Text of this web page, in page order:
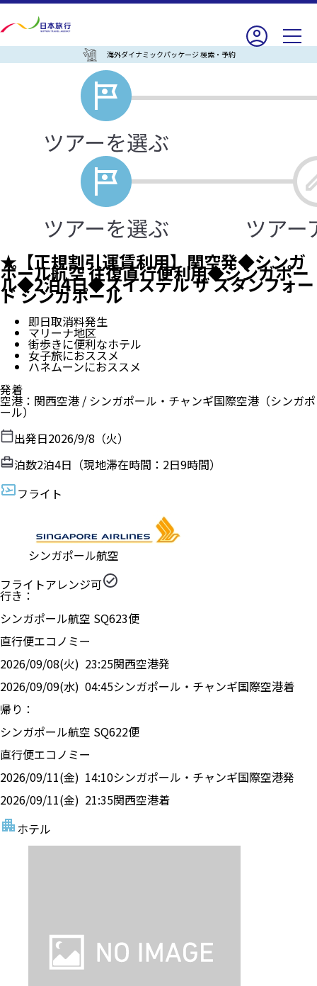
海外ダイナミックパッケージ 検索・予約
★【正規割引運賃利用】関空発◆シンガ
ポール航空 往復直行便利用◆シンガポー
ル◆2泊4日◆スイステル ザ スタンフォー
ド シンガポール
即日取消料発生
マリーナ地区
街歩きに便利なホテル
女子旅におススメ
ハネムーンにおススメ
発着
空港 ： 関西空港 / シンガポール・チャンギ国際空港 （シンガポ
ール）
出発日2026/9/8（火）
泊数2泊4日（現地滞在時間： 2日9時間）
フライト
シンガポール航空
フライトアレンジ可
行き：
シンガポール航空 SQ623便
直行便エコノミー
2026/09/08(火) 23:25関西空港発
2026/09/09(水) 04:45シンガポール・チャンギ国際空港着
帰り：
シンガポール航空 SQ622便
直行便エコノミー
2026/09/11(金) 14:10シンガポール・チャンギ国際空港発
2026/09/11(金) 21:35関西空港着
ホテル